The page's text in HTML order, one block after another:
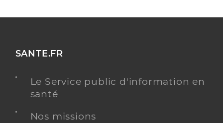
SANTE.FR
Le Service public d'information en
santé
Nos missions